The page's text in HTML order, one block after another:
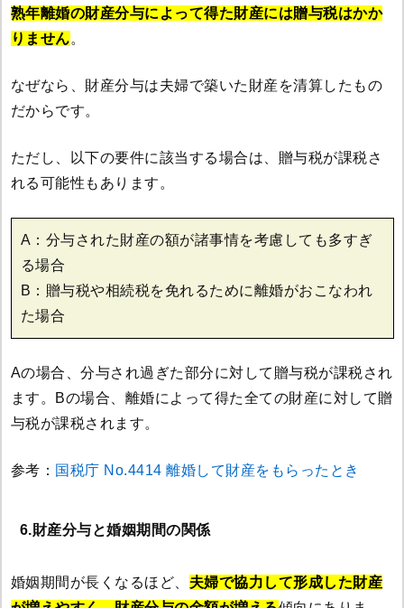
熟年離婚の財産分与によって得た財産には贈与税はかか
りません。
なぜなら、財産分与は夫婦で築いた財産を清算したもの
だからです。
ただし、以下の要件に該当する場合は、贈与税が課税さ
れる可能性もあります。
A：分与された財産の額が諸事情を考慮しても多すぎ
る場合
B：贈与税や相続税を免れるために離婚がおこなわれ
た場合
Aの場合、分与され過ぎた部分に対して贈与税が課税され
ます。Bの場合、離婚によって得た全ての財産に対して贈
与税が課税されます。
参考： 国税庁 No.4414 離婚して財産をもらったとき
6.財産分与と婚姻期間の関係
婚姻期間が長くなるほど、 夫婦で協力して形成した財産